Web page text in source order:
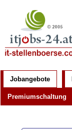
Jobangebote
Premiumschaltung